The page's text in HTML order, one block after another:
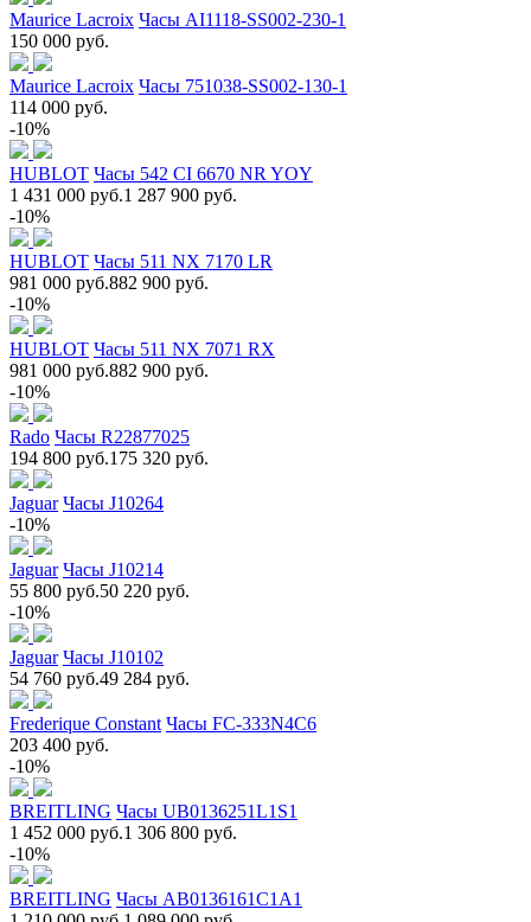
Maurice Lacroix Часы AI1118-SS002-230-1
150 000 руб.
Maurice Lacroix Часы 751038-SS002-130-1
114 000 руб.
-10%
HUBLOT Часы 542 CI 6670 NR YOY
1 431 000 руб.1 287 900 руб.
-10%
HUBLOT Часы 511 NX 7170 LR
981 000 руб.882 900 руб.
-10%
HUBLOT Часы 511 NX 7071 RX
981 000 руб.882 900 руб.
-10%
Rado Часы R22877025
194 800 руб.175 320 руб.
Jaguar Часы J10264
-10%
Jaguar Часы J10214
55 800 руб.50 220 руб.
-10%
Jaguar Часы J10102
54 760 руб.49 284 руб.
Frederique Constant Часы FC-333N4C6
203 400 руб.
-10%
BREITLING Часы UB0136251L1S1
1 452 000 руб.1 306 800 руб.
-10%
BREITLING Часы AB0136161C1A1